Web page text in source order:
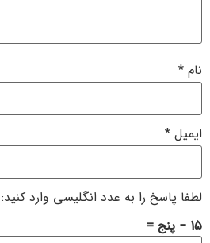
نام *
ایمیل *
لطفا پاسخ را به عدد انگلیسی وارد کنید:
15 − پنج =